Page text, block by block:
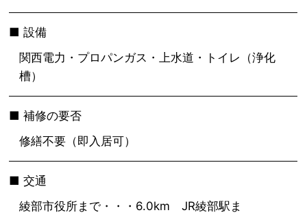
設備
関西電力・プロパンガス・上水道・トイレ（浄化
槽）
補修の要否
修繕不要（即入居可）
交通
綾部市役所まで・・・6.0km JR綾部駅ま